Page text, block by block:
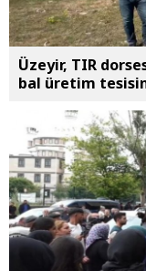
Üzeyir, TIR
bal üretim